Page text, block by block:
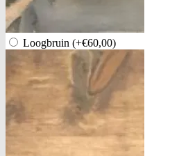
Loogbruin (+€60,00)